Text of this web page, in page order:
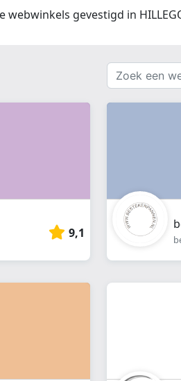
webwinkels gevestigd in
Zoek
een
webshop
9,1